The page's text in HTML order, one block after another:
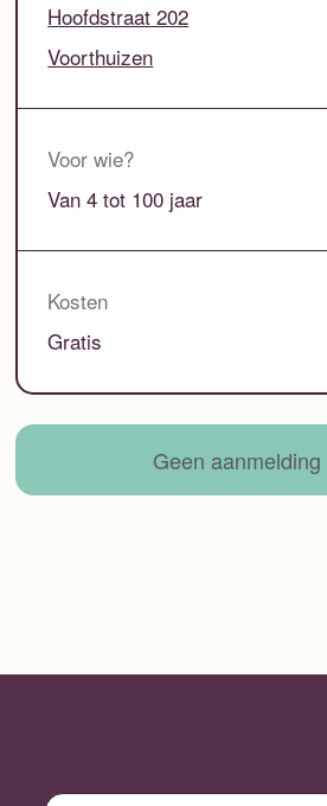
Hoofdstraat 202
Voorthuizen
Voor wie?
Van 4 tot 100 jaar
Kosten
Gratis
Geen aanmelding